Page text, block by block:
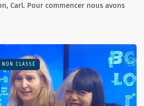
Carl. Pour commencer nous avons
NON CLASSÉ